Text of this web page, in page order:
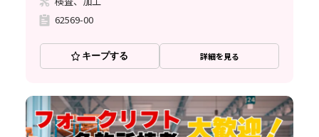
62569-00
キープする 詳細を見る